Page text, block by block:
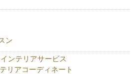
ン
ンテリアサービス
リアコーディネート